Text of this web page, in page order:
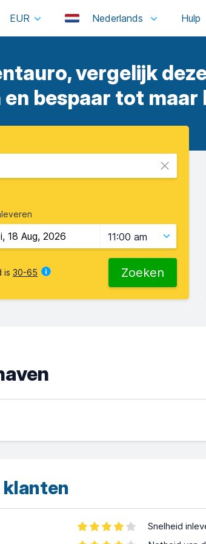
EUR Nederlands
vergelijk
bespaar tot maar
11:00 am
is 30-65 Zoeken
klanten
Snelheid